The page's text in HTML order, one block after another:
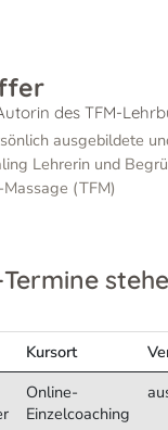
des TFM-
ausgebildete
Lehrerin und
(TFM)
Kursort
Online-
Einzelcoaching